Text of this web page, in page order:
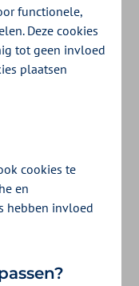
per
bankafschrift.
in plaats van 'ons
wij een duidelijke
functionele,
Deze cookies
tot geen invloed
plaatsen
cookies te
en
hebben invloed